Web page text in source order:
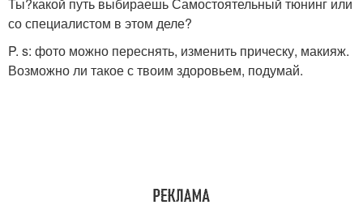
Ты?какой путь выбираешь Самостоятельный тюнинг или
со специалистом в этом деле?
P. s: фото можно переснять, изменить прическу, макияж.
Возможно ли такое с твоим здоровьем, подумай.